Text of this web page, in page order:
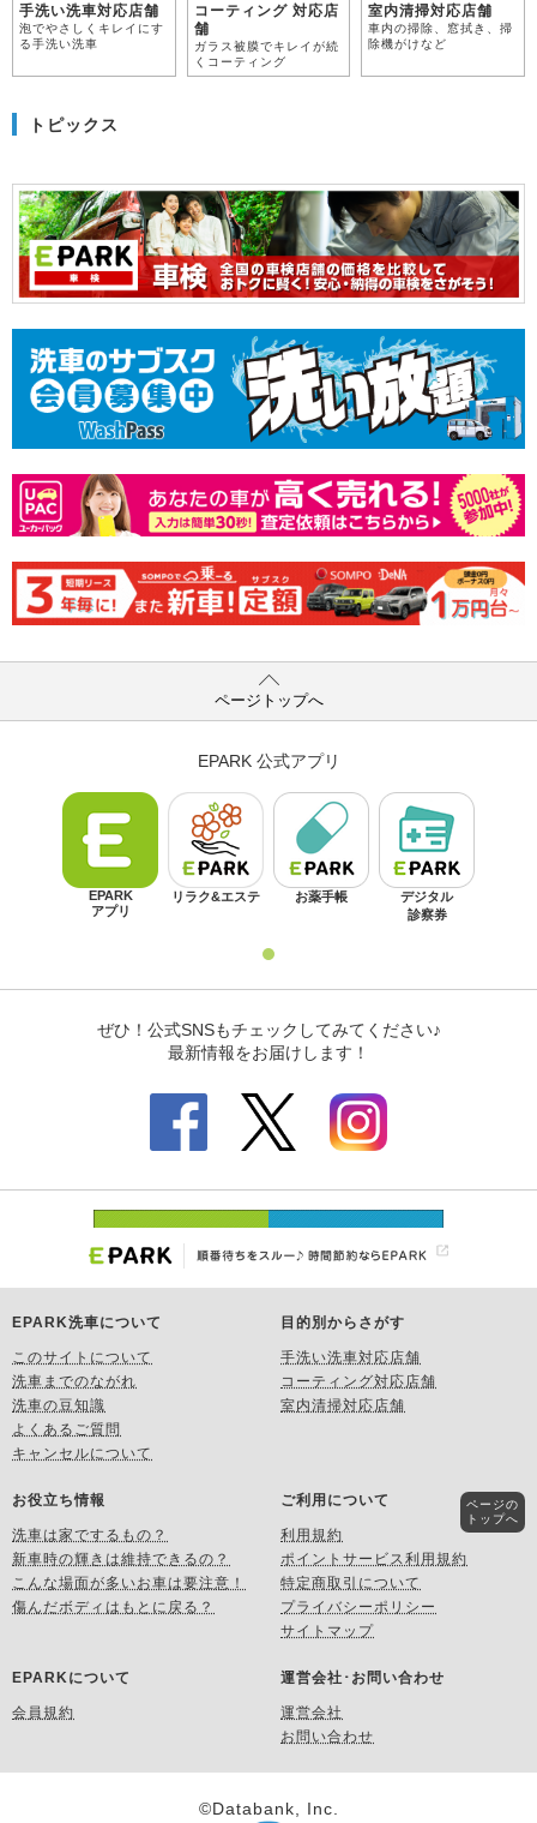
手洗い洗車対応店舗
泡でやさしくキレイにす
る手洗い洗車
コーティング 対応店
舗
ガラス被膜でキレイが続
くコーティング
室内清掃対応店舗
車内の掃除、窓拭き、掃
除機がけなど
トピックス
ページトップへ
EPARK洗車について
このサイトについて
洗車までのながれ
洗車の豆知識
よくあるご質問
キャンセルについて
目的別からさがす
手洗い洗車対応店舗
コーティング対応店舗
室内清掃対応店舗
お役立ち情報
洗車は家でするもの？
新車時の輝きは維持できるの？
こんな場面が多いお車は要注意！
傷んだボディはもとに戻る？
ご利用について
利用規約
ポイントサービス利用規約
特定商取引について
プライバシーポリシー
サイトマップ
EPARKについて
会員規約
運営会社･お問い合わせ
運営会社
お問い合わせ
©Databank, Inc.
ページの
トップへ